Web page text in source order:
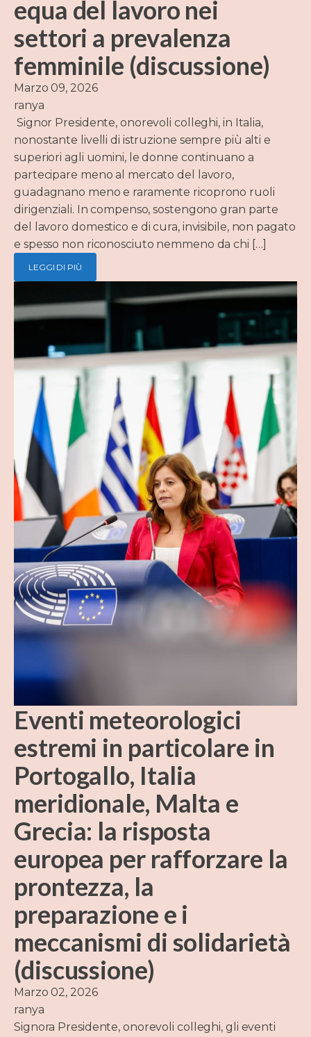
equa del lavoro nei
settori a prevalenza
femminile (discussione)
Marzo 09, 2026
ranya
Signor Presidente, onorevoli colleghi, in Italia,
nonostante livelli di istruzione sempre più alti e
superiori agli uomini, le donne continuano a
partecipare meno al mercato del lavoro,
guadagnano meno e raramente ricoprono ruoli
dirigenziali. In compenso, sostengono gran parte
del lavoro domestico e di cura, invisibile, non pagato
e spesso non riconosciuto nemmeno da chi […]
LEGGI DI PIÙ
Eventi meteorologici
estremi in particolare in
Portogallo, Italia
meridionale, Malta e
Grecia: la risposta
europea per rafforzare la
prontezza, la
preparazione e i
meccanismi di solidarietà
(discussione)
Marzo 02, 2026
ranya
Signora Presidente, onorevoli colleghi, gli eventi